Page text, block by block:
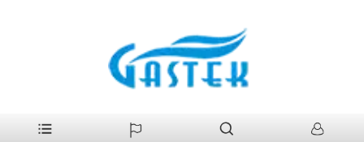
Fan-Forced Constant Temp.